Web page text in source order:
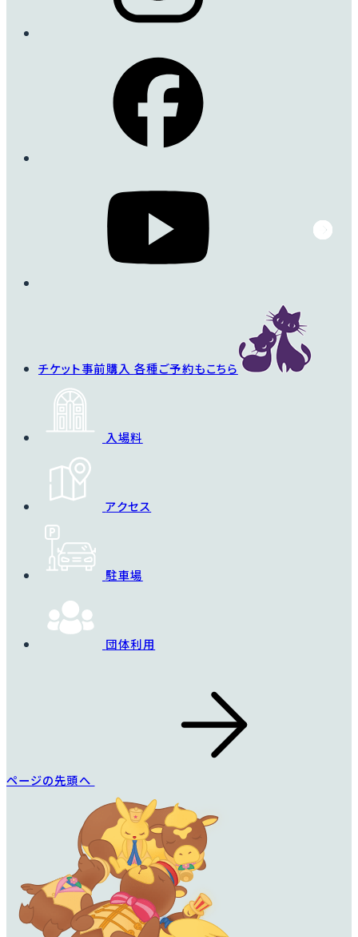
チケット事前購入 各種ご予約もこちら
入場料
アクセス
駐車場
団体利用
ページの先頭へ